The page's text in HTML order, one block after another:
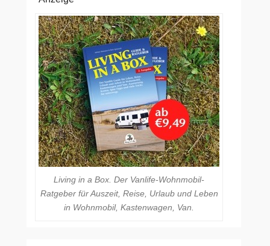
Living in a Box. Der Vanlife-Wohnmobil-
Ratgeber für Auszeit, Reise, Urlaub und Leben
in Wohnmobil, Kastenwagen, Van.